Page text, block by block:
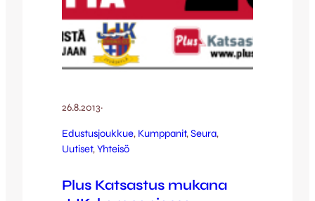
26.8.2013·
Edustusjoukkue, Kumppanit, Seura
Uutiset, Yhteisö
Plus Katsastus mukana